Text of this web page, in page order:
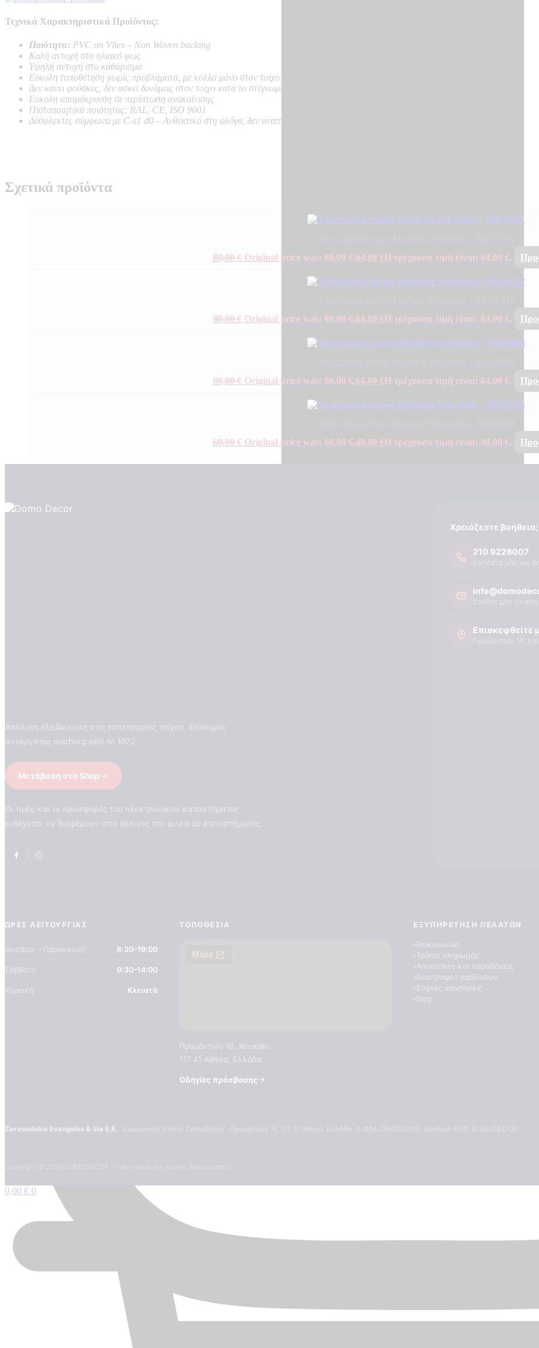
Τεχνικά Χαρακτηριστικά Προϊόντος:
Ποιότητα: PVC on Vlies – Non Woven backing
Καλή αντοχή στο ηλιακό φως
Υψηλή αντοχή στο καθάρισμα
Εύκολη τοποθέτηση χωρίς προβλήματα, με κόλλα μόνο στον τοίχο
Δεν κάνει φούσκες, δεν ασκεί δυνάμεις στον τοίχο κατά το στέγνωμα
Εύκολη απομάκρυνση σε περίπτωση ανακαίνισης
Πιστοποιητικά ποιότητας: RAL, CE, ISO 9001
Δύσφλεκτες σύμφωνα με C-s1 d0 – Ανθεκτικό στη φλόγα, δεν αναπτύσσουν καπνό, δε δημιουργούν φλεγόμενα σωματίδια
Σχετικά προϊόντα
80,00€ Original price was: 80,00 €.64,00 €Η τρέχουσα τιμή είναι: 64,00 €.
80,00€ Original price was: 80,00 €.64,00 €Η τρέχουσα τιμή είναι: 64,00 €.
80,00€ Original price was: 80,00 €.64,00 €Η τρέχουσα τιμή είναι: 64,00 €.
60,00€ Original price was: 60,00 €.48,00 €Η τρέχουσα τιμή είναι: 48,00 €.
Απόλυτη εξειδίκευση στις ταπετσαρίες τοίχου. Επίσημος
συνεργάτης marburg από το 1972.
Μετάβαση στο Shop
Οι τιμές και οι προσφορές του ηλεκτρονικού καταστήματος
ενδέχεται να διαφέρουν από εκείνες του φυσικού καταστήματος.
Χρειάζεστε βοήθεια;
210 9228007
Επισκεφθείτε
ΏΡΕΣ ΛΕΙΤΟΥΡΓΊΑΣ
Δευτέρα – Παρασκευή 8:30–19:00
Σάββατο 9:30–14:00
Κυριακή Κλειστά
ΤΟΠΟΘΕΣΊΑ
Πραμάντων 16, Κουκάκι
117 41 Αθήνα, Ελλάδα
Οδηγίες πρόσβασης
ΕΞΥΠΗΡΈΤΗΣΗ ΠΕΛΑΤΏΝ
Επικοινωνία
Τρόποι πληρωμής
Αποστολές και παραδόσεις
Επιστροφές προϊόντων
Συχνές ερωτήσεις
Blog
Zervoudakis Evangelos & Sia E.E.
0,00 € 0